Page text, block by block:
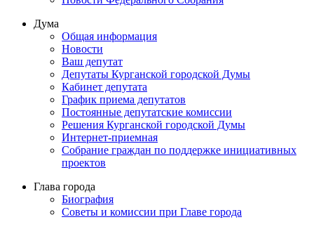
Дума
Общая информация
Новости
Ваш депутат
Депутаты Курганской городской Думы
Кабинет депутата
График приема депутатов
Постоянные депутатские комиссии
Решения Курганской городской Думы
Интернет-приемная
Собрание граждан по поддержке инициативных
проектов
Глава города
Биография
Советы и комиссии при Главе города